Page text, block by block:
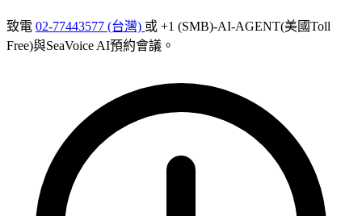
致電 02-77443577 (台灣) 或 +1 (SMB)-AI-AGENT(美國Toll
Free)與SeaVoice AI預約會議。